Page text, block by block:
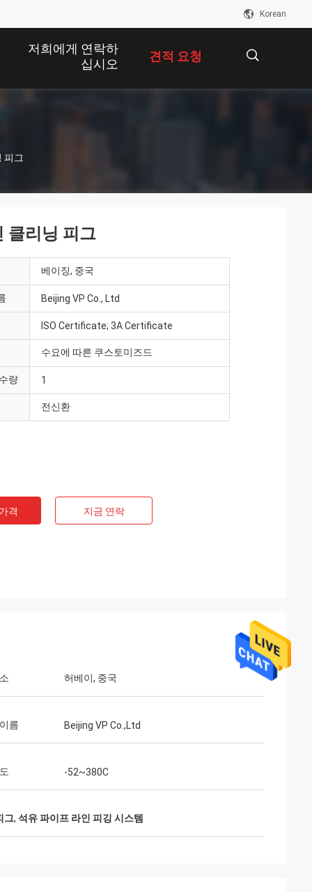
Korean
저희에게 연락하
십시오
견적 요청
피그
클리닝 피그
베이징, 중국
Beijing VP Co., Ltd
ISO Certificate; 3A Certificate
수요에 따른 쿠스토미즈드
량 1
전신환
격 지금 연락
허베이, 중국
름 Beijing VP Co.,Ltd
-52~380C
그, 석유 파이프 라인 피깅 시스템